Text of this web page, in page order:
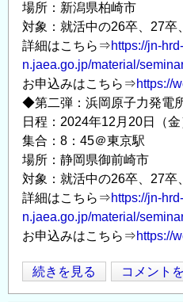
場所：新潟県柏崎市
対象：就活中の26卒、27卒
詳細はこちら⇒https://jn-hrd-
n.jaea.go.jp/material/
お申込みはこちら⇒https://
◆第二弾：浜岡原子力発電
日程：2024年12月20日（金
集合：8：45＠東京駅
場所：静岡県御前崎市
対象：就活中の26卒、27卒
詳細はこちら⇒https://jn-hrd-
n.jaea.go.jp/material/
お申込みはこちら⇒https://
【就
活
続きを見る コメント